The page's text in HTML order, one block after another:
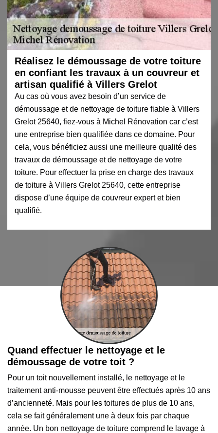
Réalisez le démoussage de votre toiture
en confiant les travaux à un couvreur et
artisan qualifié à Villers Grelot
Au cas où vous avez besoin d’un service de
démoussage et de nettoyage de toiture fiable à Villers
Grelot 25640, fiez-vous à Michel Rénovation car c’est
une entreprise bien qualifiée dans ce domaine. Pour
cela, vous bénéficiez aussi une meilleure qualité des
travaux de démoussage et de nettoyage de votre
toiture. Pour effectuer la prise en charge des travaux
de toiture à Villers Grelot 25640, cette entreprise
dispose d’une équipe de couvreur expert et bien
qualifié.
Quand effectuer le nettoyage et le
démoussage de votre toit ?
Pour un toit nouvellement installé, le nettoyage et le
traitement anti-mousse peuvent être effectués après 10 ans
d’ancienneté. Mais pour les toitures de plus de 10 ans,
cela se fait généralement une à deux fois par chaque
année. Un bon nettoyage de toiture comprend le lavage à